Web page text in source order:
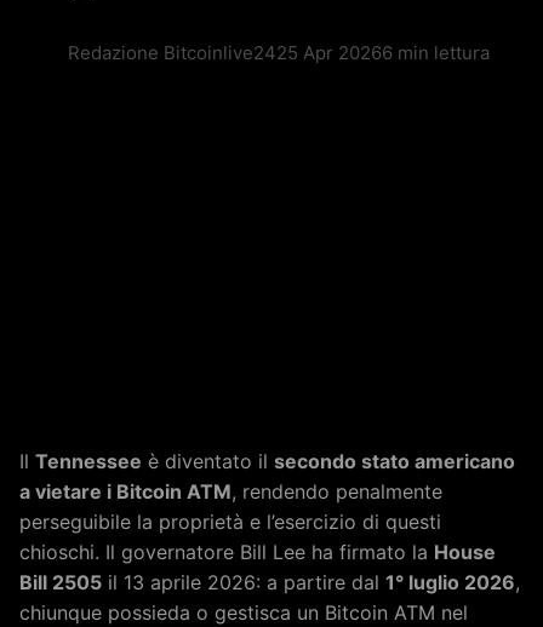
Redazione Bitcoinlive2425 Apr 20266 min lettura
Il Tennessee è diventato il secondo stato americano
a vietare i Bitcoin ATM, rendendo penalmente
perseguibile la proprietà e l’esercizio di questi
chioschi. Il governatore Bill Lee ha firmato la House
Bill 2505 il 13 aprile 2026: a partire dal 1° luglio 2026,
chiunque possieda o gestisca un Bitcoin ATM nel